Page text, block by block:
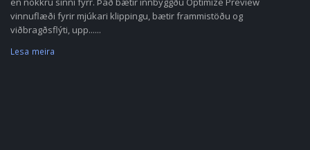
vinnuflæði fyrir mjúkari klippingu, bætir frammistöðu og
viðbragðsflýti, upp......
Lesa meira